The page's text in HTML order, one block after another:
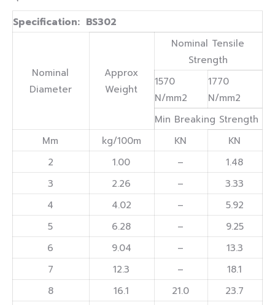
Specification: BS302
Nominal
Diameter
Approx
Weight
Nominal Tensile
Strength
1570
N/mm2
1770
N/mm2
Min Breaking Strength
Mm
kg/100m KN
KN
2
1.00 –
1.48
3
2.26 –
3.33
4
4.02 –
5.92
5
6.28 –
9.25
6
9.04 –
13.3
7
12.3 –
18.1
8
16.1 21.0
23.7